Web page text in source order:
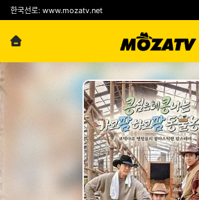
한국선로: www.mozatv.net
전체보기